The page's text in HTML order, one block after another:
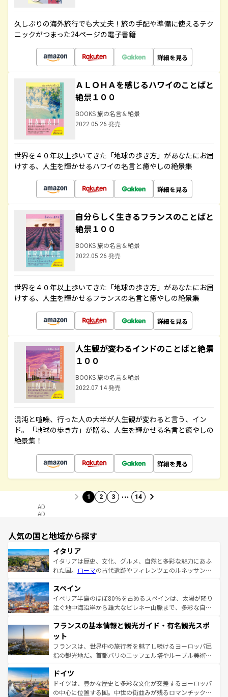
久しぶりの海外旅行でも大丈夫！旅の手配や準備に使えるテク
ニックがつまった24ページの電子書籍
詳細を見る
ＡＬＯＨＡを感じるハワイのことばと
絶景１００
BOOKS 旅の名言＆絶景
2022.05.26 発売
世界を４０年以上歩いてきた「地球の歩き方」があなたにお届
けする、人生を輝かせるハワイの名言と癒やしの絶景集
詳細を見る
自分らしく生きるフランスのことばと
絶景１００
BOOKS 旅の名言＆絶景
2022.05.26 発売
世界を４０年以上歩いてきた「地球の歩き方」があなたにお届
けする、人生を輝かせるフランスの名言と癒やしの絶景集
詳細を見る
人生観が変わるインドのことばと絶景
１００
BOOKS 旅の名言＆絶景
2022.07.14 発売
混沌と喧噪、行った人の大半が人生観が変わると言う、イン
ド。「地球の歩き方」が贈る、人生を輝かせる名言と癒やしの
絶景集！
詳細を見る
1 2 3 … 14
AD
AD
人気の国と地域から探す
イタリア
イタリアは歴史、文化、グルメ、自然と多彩な魅力にあふ
れた国。 ローマの古代遺跡やフィレンツェのルネッサンス
ろん、トスカーナの美しい田園風景やアマルフィ海岸の絶
景など、自然景観も見逃せない。観光の合間には、本場の
ピザやパスタなど、絶品のイタリア料理を堪能することも
ませてくれるイタリアで、忘れられない旅をしてみよう！
なお、新着のイタリア情報は
しい。
スペイン
イベリア半島のほぼ80％を占めるスペインは、太陽が降り
注ぐ地中海沿岸から雄大なピレネー山脈まで、多彩な自然
文化が根付くこの国では、情熱的なフラメンコ、熱気あふ
れる闘牛、そして美味しいタパスが生活の一部となってい
る。首都マドリードの洗練された雰囲気や、バルセロナの
アートに溢れた街角から、地方では古代ローマ遺跡や中世
せる。地方によって風土や気候が異なるスペインはその個
性で訪れる人を魅了する。 なお、新着のスペイン情報は コ
ンテンツ一覧を参照してほしい。
フランスの基本情報と観光ガイド・有名観光スポ
ット
フランスは、世界中の旅行者を魅了し続けるヨーロッパ屈
指の観光地だ。首都パリのエッフェル塔やルーブル美術館
で、幅広い魅力が詰まっている。華麗な宮殿、歴史的な大
聖堂、美しいビーチ、そして豊かな自然が、訪れる者を心
から魅了する。また、フランスは美食の国としても知ら
ドイツ
ドイツは、豊かな歴史と多彩な文化が交差するヨーロッパ
の中心に位置する国。中世の街並みが残るロマンチック街